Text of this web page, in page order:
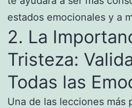
estados emocionales y a
2. La
Tristeza:
Todas las
Una de las lecciones más